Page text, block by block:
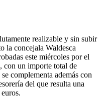
realizable y sin subir
la concejala Waldesca
este miércoles por el
con un importe total de
complementa además con
del que resulta una